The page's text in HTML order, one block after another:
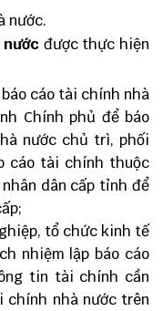
nước.
nước được thực hiện
cáo tài chính nhà
Chính phủ để báo
nước chủ trì, phối
cáo tài chính thuộc
dân cấp tỉnh để
tổ chức kinh tế
nhiệm lập báo cáo
tin tài chính cần
chính nhà nước trên